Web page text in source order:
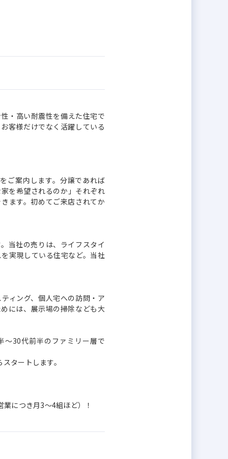
・高い耐震性を備えた住宅で
客様だけでなく活躍している
ご案内します。分譲であれば
を希望されるのか」それぞれ
ます。初めてご来店されてか
当社の売りは、ライフスタイ
実現している住宅など。当社
ィング、個人宅への訪問・ア
には、展示場の掃除なども大
30代前半のファミリー層で
タートします。
につき月3～4組ほど）！